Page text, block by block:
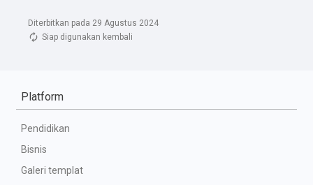
Diterbitkan pada 29 Agustus 2024
Siap digunakan kembali
Platform
Pendidikan
Bisnis
Galeri templat